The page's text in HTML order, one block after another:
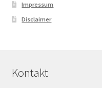
Impressum
Disclaimer
Kontakt